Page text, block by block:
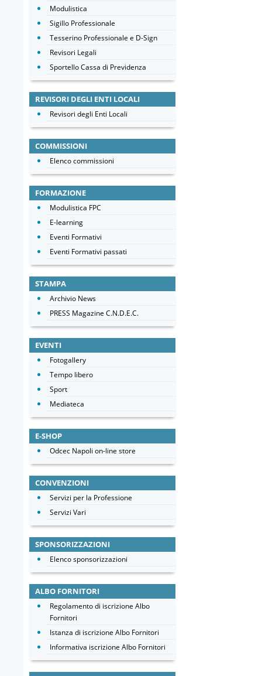
Modulistica
Sigillo Professionale
Tesserino Professionale e D-Sign
Revisori Legali
Sportello Cassa di Previdenza
REVISORI DEGLI ENTI LOCALI
Revisori degli Enti Locali
COMMISSIONI
Elenco commissioni
FORMAZIONE
Modulistica FPC
E-learning
Eventi Formativi
Eventi Formativi passati
STAMPA
Archivio News
PRESS Magazine C.N.D.E.C.
EVENTI
Fotogallery
Tempo libero
Sport
Mediateca
E-SHOP
Odcec Napoli on-line store
CONVENZIONI
Servizi per la Professione
Servizi Vari
SPONSORIZZAZIONI
Elenco sponsorizzazioni
ALBO FORNITORI
Regolamento di iscrizione Albo
Fornitori
Istanza di iscrizione Albo Fornitori
Informativa iscrizione Albo Fornitori